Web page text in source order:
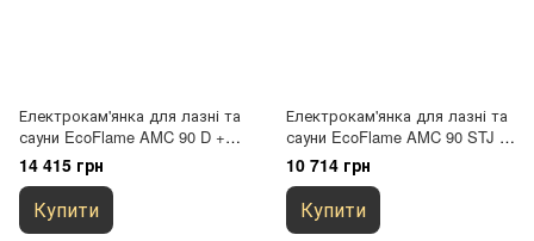
Електрокам'янка для лазні та
сауни EcoFlame AMC 90 D +
пульт CON4 (9 кВт, до 13м3, з
виносним пультом)
14 415 грн
Купити
Електрокам'янка для лазні та
сауни EcoFlame AMC 90 STJ (9
кВт, до 13м3, з вбудованим
пультом)
10 714 грн
Купити